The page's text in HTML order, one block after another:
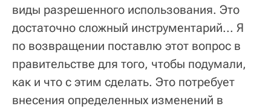
виды разрешенного использования. Это
достаточно сложный инструментарий... Я
по возвращении поставлю этот вопрос в
правительстве для того, чтобы подумали,
как и что с этим сделать. Это потребует
внесения определенных изменений в